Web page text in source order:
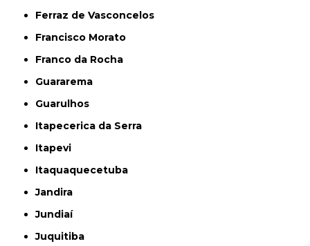
Ferraz de Vasconcelos
Francisco Morato
Franco da Rocha
Guararema
Guarulhos
Itapecerica da Serra
Itapevi
Itaquaquecetuba
Jandira
Jundiaí
Juquitiba